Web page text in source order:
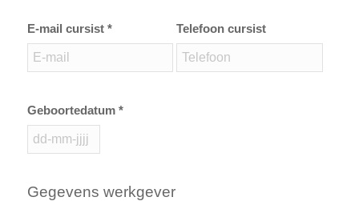
E-mail cursist * Telefoon cursist
Geboortedatum *
Gegevens werkgever